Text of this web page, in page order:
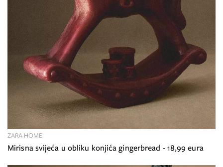
Mirisna svijeća u obliku konjića gingerbread - 18,99 eura
ZARA HOME